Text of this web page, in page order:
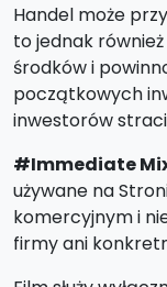
Handel może
to jednak
środków i
początkowych
inwestorów
#Immediate
używane na
komercyjnym i
firmy ani